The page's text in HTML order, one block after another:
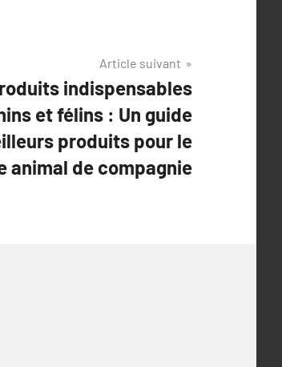
Article suivant
indispensables
et félins : Un guide
produits pour le
animal de compagnie